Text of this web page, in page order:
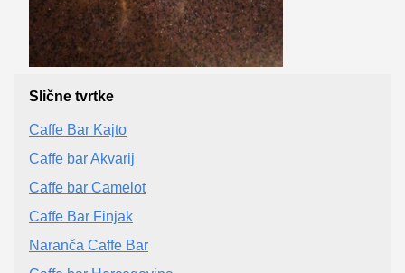
Slične tvrtke
Caffe Bar Kajto
Caffe bar Akvarij
Caffe bar Camelot
Caffe Bar Finjak
Naranča Caffe Bar